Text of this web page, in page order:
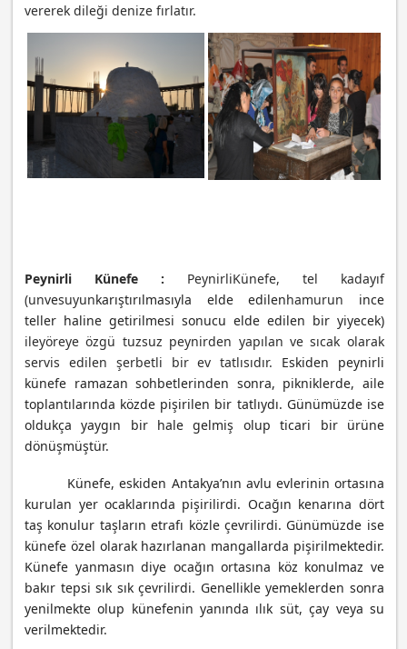
vererek dileği denize fırlatır.
Peynirli Künefe : PeynirliKünefe, tel kadayıf
(unvesuyunkarıştırılmasıyla elde edilenhamurun ince
teller haline getirilmesi sonucu elde edilen bir yiyecek)
ileyöreye özgü tuzsuz peynirden yapılan ve sıcak olarak
servis edilen şerbetli bir ev tatlısıdır. Eskiden peynirli
künefe ramazan sohbetlerinden sonra, pikniklerde, aile
toplantılarında közde pişirilen bir tatlıydı. Günümüzde ise
oldukça yaygın bir hale gelmiş olup ticari bir ürüne
dönüşmüştür.
Künefe, eskiden Antakya’nın avlu evlerinin ortasına
kurulan yer ocaklarında pişirilirdi. Ocağın kenarına dört
taş konulur taşların etrafı közle çevrilirdi. Günümüzde ise
künefe özel olarak hazırlanan mangallarda pişirilmektedir.
Künefe yanmasın diye ocağın ortasına köz konulmaz ve
bakır tepsi sık sık çevrilirdi. Genellikle yemeklerden sonra
yenilmekte olup künefenin yanında ılık süt, çay veya su
verilmektedir.